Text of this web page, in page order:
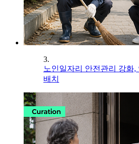
3.
노인일자리 안전관리 강화,
배치